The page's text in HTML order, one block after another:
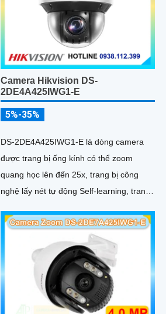
Camera Hikvision DS-
2DE4A425IWG1-E
5%-35%
DS-2DE4A425IWG1-E là dòng camera
được trang bị ống kính có thể zoom
quang học lên đến 25x, trang bị công
nghệ lấy nét tự động Self-learning, trang
hợp AcuSearch khi kết hợp chung với
đầu ghi hình, nhìn ban đêm bằng hồng
ngoại 50m